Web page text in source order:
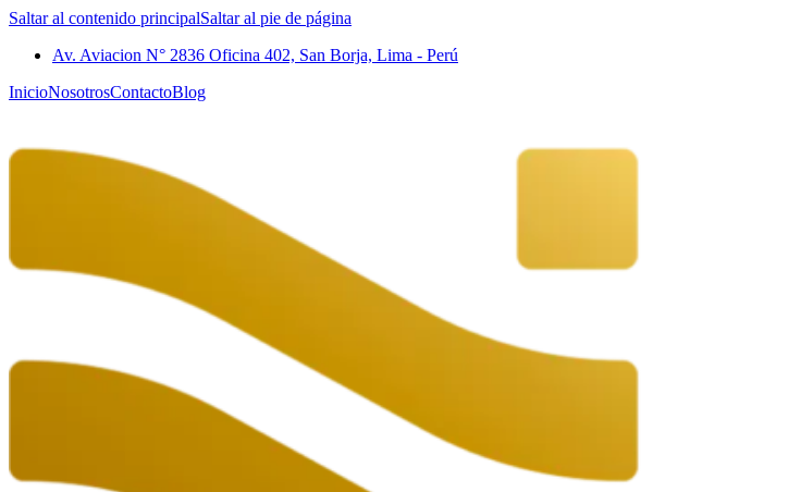
Saltar al contenido principalSaltar al pie de página
Av. Aviacion N° 2836 Oficina 402, San Borja, Lima - Perú
InicioNosotrosContactoBlog